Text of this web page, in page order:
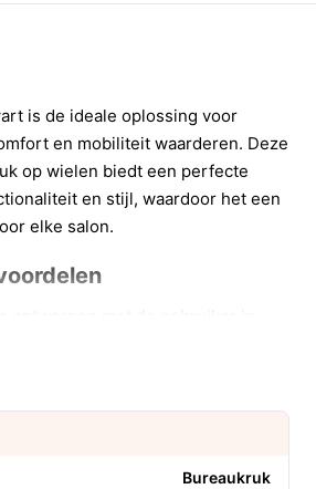
is de ideale oplossing voor
en mobiliteit waarderen. Deze
op wielen biedt een perfecte
en stijl, waardoor het een
elke salon.
voordelen:
wat resulteert in minder
rug en benen.
voor maximale flexibiliteit,
Bureaukruk